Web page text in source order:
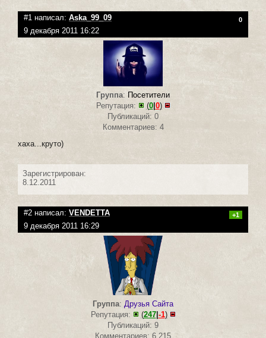
#1 написал: Aska_99_09 0
9 декабря 2011 16:22
Группа: Посетители
Репутация:
(0|0)
Публикаций: 0
Комментариев: 4
хаха...круто)
Зарегистрирован:
8.12.2011
#2 написал: VENDETTA +1
9 декабря 2011 16:29
Группа: Друзья Сайта
Репутация:
(247| -1)
Публикаций: 9
Комментариев: 6 215